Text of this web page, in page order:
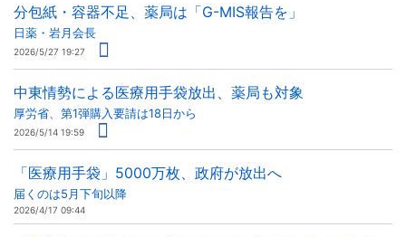
分包紙・容器不足、薬局は「G-MIS報告を」
日薬・岩月会長
2026/5/27 19:27
中東情勢による医療用手袋放出、薬局も対象
厚労省、第1弾購入要請は18日から
2026/5/14 19:59
「医療用手袋」5000万枚、政府が放出へ
届くのは5月下旬以降
2026/4/17 09:44